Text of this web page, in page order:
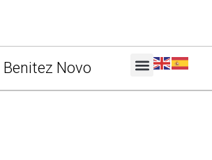
Novo